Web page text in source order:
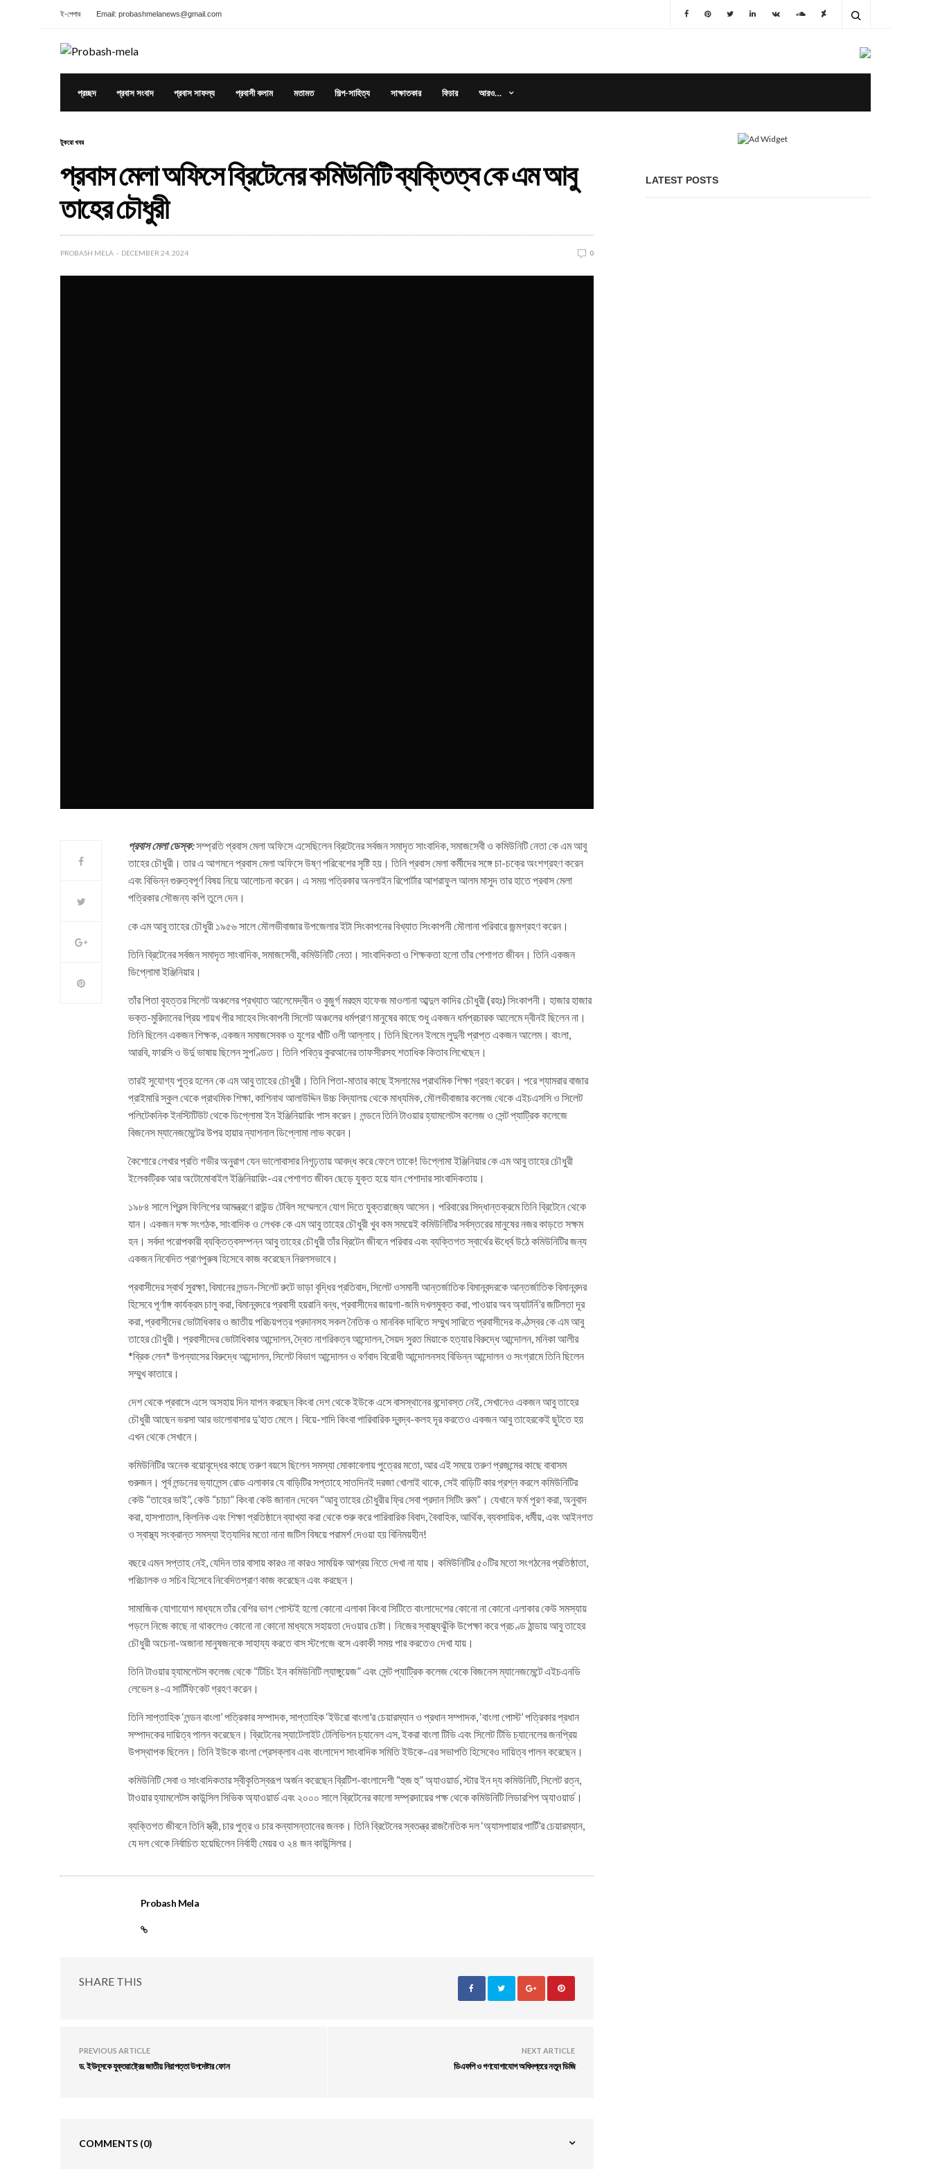
ই-পেপার Email: probashmelanews@gmail.com
প্রচ্ছদ প্রবাস সংবাদ প্রবাস সাফল্য প্রবাসী কলাম মতামত শিল্প-সাহিত্য সাক্ষাতকার ফিচার আরও…
টুকরো খবর
প্রবাস মেলা অফিসে ব্রিটেনের কমিউনিটি ব্যক্তিত্ব কে এম আবু
তাহের চৌধুরী
PROBASH MELA DECEMBER 24, 2024 0
প্রবাস মেলা ডেস্ক:সম্প্রতি প্রবাস মেলা অফিসে এসেছিলেন ব্রিটেনের সর্বজন সমাদৃত সাংবাদিক, সমাজসেবী ও কমিউনিটি নেতা কে এম আবু
তাহের চৌধুরী। তার এ আগমনে প্রবাস মেলা অফিসে উষ্ণ পরিবেশের সৃষ্টি হয়। তিনি প্রবাস মেলা কর্মীদের সঙ্গে চা-চক্রে অংশগ্রহণ করেন
এবং বিভিন্ন গুরুত্বপূর্ণ বিষয় নিয়ে আলোচনা করেন। এ সময় পত্রিকার অনলাইন রিপোর্টার আশরাফুল আলম মাসুদ তার হাতে প্রবাস মেলা
পত্রিকার সৌজন্য কপি তুলে দেন।
কে এম আবু তাহের চৌধুরী ১৯৫৬ সালে মৌলভীবাজার উপজেলার ইটা সিংকাপনের বিখ্যাত সিংকাপনী মৌলানা পরিবারে জন্মগ্রহণ করেন।
তিনি ব্রিটেনের সর্বজন সমাদৃত সাংবাদিক, সমাজসেবী, কমিউনিটি নেতা। সাংবাদিকতা ও শিক্ষকতা হলো তাঁর পেশাগত জীবন। তিনি একজন
ডিপ্লোমা ইঞ্জিনিয়ার।
তাঁর পিতা বৃহত্তর সিলেট অঞ্চলের প্রখ্যাত আলেমেদ্বীন ও বুজুর্গ মরহুম হাফেজ মাওলানা আব্দুল কাদির চৌধুরী (রহঃ) সিংকাপনী। হাজার হাজার
ভক্ত-মুরিদানের প্রিয় শায়খ পীর সাহেব সিংকাপনী সিলেট অঞ্চলের ধর্মপ্রাণ মানুষের কাছে শুধু একজন ধর্মপ্রচারক আলেমে দ্বীনই ছিলেন না।
তিনি ছিলেন একজন শিক্ষক, একজন সমাজসেবক ও যুগের খাঁটি ওলী আল্লাহ। তিনি ছিলেন ইলমে লুদুনী প্রাপ্ত একজন আলেম। বাংলা,
আরবি, ফারসি ও উর্দু ভাষায় ছিলেন সুপণ্ডিত। তিনি পবিত্র কুরআনের তাফসীরসহ শতাধিক কিতাব লিখেছেন।
তারই সুযোগ্য পুত্র হলেন কে এম আবু তাহের চৌধুরী। তিনি পিতা-মাতার কাছে ইসলামের প্রাথমিক শিক্ষা গ্রহণ করেন। পরে শ্যামরার বাজার
প্রাইমারি স্কুল থেকে প্রাথমিক শিক্ষা, কাশিনাথ আলাউদ্দিন উচ্চ বিদ্যালয় থেকে মাধ্যমিক, মৌলভীবাজার কলেজ থেকে এইচএসসি ও সিলেট
পলিটেকনিক ইনস্টিটিউট থেকে ডিপ্লোমা ইন ইঞ্জিনিয়ারিং পাস করেন। লন্ডনে তিনি টাওয়ার হ্যামলেটস কলেজ ও সেন্ট প্যাট্রিক কলেজে
বিজনেস ম্যানেজমেন্টের উপর হায়ার ন্যাশনাল ডিপ্লোমা লাভ করেন।
কৈশোরে লেখার প্রতি গভীর অনুরাগ যেন ভালোবাসার নিগূঢ়তায় আবদ্ধ করে ফেলে তাকে! ডিপ্লোমা ইঞ্জিনিয়ার কে এম আবু তাহের চৌধুরী
ইলেকট্রিক আর অটোমোবাইল ইঞ্জিনিয়ারিং-এর পেশাগত জীবন ছেড়ে যুক্ত হয়ে যান পেশাদার সাংবাদিকতায়।
১৯৮৪ সালে প্রিন্স ফিলিপের আমন্ত্রণে রাউন্ড টেবিল সম্মেলনে যোগ দিতে যুক্তরাজ্যে আসেন। পরিবারের সিদ্ধান্তক্রমে তিনি ব্রিটেনে থেকে
যান। একজন দক্ষ সংগঠক, সাংবাদিক ও লেখক কে এম আবু তাহের চৌধুরী খুব কম সময়েই কমিউনিটির সর্বস্তরের মানুষের নজর কাড়তে সক্ষম
হন। সর্বদা পরোপকারী ব্যক্তিত্বসম্পন্ন আবু তাহের চৌধুরী তাঁর ব্রিটেন জীবনে পরিবার এবং ব্যক্তিগত স্বার্থের ঊর্ধ্বে উঠে কমিউনিটির জন্য
একজন নিবেদিত প্রাণপুরুষ হিসেবে কাজ করেছেন নিরলসভাবে।
প্রবাসীদের স্বার্থ সুরক্ষা, বিমানের লন্ডন-সিলেট রুটে ভাড়া বৃদ্ধির প্রতিবাদ, সিলেট ওসমানী আন্তর্জাতিক বিমানবন্দরকে আন্তর্জাতিক বিমানবন্দর
হিসেবে পূর্ণাঙ্গ কার্যক্রম চালু করা, বিমানবন্দরে প্রবাসী হয়রানি বন্ধ, প্রবাসীদের জায়গা-জমি দখলমুক্ত করা, পাওয়ার অব অ্যাটর্নি’র জটিলতা দূর
করা, প্রবাসীদের ভোটাধিকার ও জাতীয় পরিচয়পত্র প্রদানসহ সকল নৈতিক ও মানবিক দাবিতে সম্মুখ সারিতে প্রবাসীদের কণ্ঠস্বর কে এম আবু
তাহের চৌধুরী। প্রবাসীদের ভোটাধিকার আন্দোলন, দ্বৈত নাগরিকত্ব আন্দোলন, সৈয়দ সুরত মিয়াকে হত্যার বিরুদ্ধে আন্দোলন, মনিকা আলীর
*ব্রিক লেন* উপন্যাসের বিরুদ্ধে আন্দোলন, সিলেট বিভাগ আন্দোলন ও বর্ণবাদ বিরোধী আন্দোলনসহ বিভিন্ন আন্দোলন ও সংগ্রামে তিনি ছিলেন
সম্মুখ কাতারে।
দেশ থেকে প্রবাসে এসে অসহায় দিন যাপন করছেন কিংবা দেশ থেকে ইউকে এসে বাসস্থানের বন্দোবস্ত নেই, সেখানেও একজন আবু তাহের
চৌধুরী আছেন ভরসা আর ভালোবাসার দু’হাত মেলে। বিয়ে-শাদি কিংবা পারিবারিক দ্বন্দ্ব-কলহ দূর করতেও একজন আবু তাহেরকেই ছুটতে হয়
এখন থেকে সেখানে।
কমিউনিটির অনেক বয়োবৃদ্ধের কাছে তরুণ বয়সে ছিলেন সমস্যা মোকাবেলায় পুত্রের মতো, আর এই সময়ে তরুণ প্রজন্মের কাছে বাবাসম
গুরুজন। পূর্ব লন্ডনের ভ্যালেন্স রোড এলাকার যে বাড়িটির সপ্তাহে সাতদিনই দরজা খোলাই থাকে, সেই বাড়িটি কার প্রশ্ন করলে কমিউনিটির
কেউ “তাহের ভাই”, কেউ “চাচা” কিংবা কেউ জানান দেবেন “আবু তাহের চৌধুরীর ফ্রি সেবা প্রদান সিটিং রুম”। যেখানে ফর্ম পূরণ করা, অনুবাদ
করা, হাসপাতাল, ক্লিনিক এবং শিক্ষা প্রতিষ্ঠানে ব্যাখ্যা করা থেকে শুরু করে পারিবারিক বিবাদ, বৈবাহিক, আর্থিক, ব্যবসায়িক, ধর্মীয়, এবং আইনগত
ও স্বাস্থ্য সংক্রান্ত সমস্যা ইত্যাদির মতো নানা জটিল বিষয়ে পরামর্শ দেওয়া হয় বিনিময়হীন!
বছরে এমন সপ্তাহ নেই, যেদিন তার বাসায় কারও না কারও সাময়িক আশ্রয় নিতে দেখা না যায়। কমিউনিটির ৫০টির মতো সংগঠনের প্রতিষ্ঠাতা,
পরিচালক ও সচিব হিসেবে নিবেদিতপ্রাণ কাজ করেছেন এবং করছেন।
সামাজিক যোগাযোগ মাধ্যমে তাঁর বেশির ভাগ পোস্টই হলো কোনো এলাকা কিংবা সিটিতে বাংলাদেশের কোনো না কোনো এলাকার কেউ সমস্যায়
পড়লে নিজে কাছে না থাকলেও কোনো না কোনো মাধ্যমে সহায়তা দেওয়ার চেষ্টা। নিজের স্বাস্থ্যঝুঁকি উপেক্ষা করে প্রচণ্ড ঠান্ডায় আবু তাহের
চৌধুরী অচেনা-অজানা মানুষজনকে সাহায্য করতে বাস স্টপেজে বসে একাকী সময় পার করতেও দেখা যায়।
তিনি টাওয়ার হ্যামলেটস কলেজ থেকে “টিচিং ইন কমিউনিটি ল্যাঙ্গুয়েজ” এবং সেন্ট প্যাট্রিক কলেজ থেকে বিজনেস ম্যানেজমেন্টে এইচএনডি
লেভেল ৪-এ সার্টিফিকেট গ্রহণ করেন।
তিনি সাপ্তাহিক ‘লন্ডন বাংলা’ পত্রিকার সম্পাদক, সাপ্তাহিক ‘ইউরো বাংলা’র চেয়ারম্যান ও প্রধান সম্পাদক, ‘বাংলা পোস্ট’ পত্রিকার প্রধান
সম্পাদকের দায়িত্ব পালন করেছেন। ব্রিটেনের স্যাটেলাইট টেলিভিশন চ্যানেল এস, ইকরা বাংলা টিভি এবং সিলেট টিভি চ্যানেলের জনপ্রিয়
উপস্থাপক ছিলেন। তিনি ইউকে বাংলা প্রেসক্লাব এবং বাংলাদেশ সাংবাদিক সমিতি ইউকে-এর সভাপতি হিসেবেও দায়িত্ব পালন করেছেন।
কমিউনিটি সেবা ও সাংবাদিকতার স্বীকৃতিস্বরূপ অর্জন করেছেন ব্রিটিশ-বাংলাদেশী “হুজ হু” অ্যাওয়ার্ড, স্টার ইন দ্য কমিউনিটি, সিলেট রত্ন,
টাওয়ার হ্যামলেটস কাউন্সিল সিভিক অ্যাওয়ার্ড এবং ২০০০ সালে ব্রিটেনের কালো সম্প্রদায়ের পক্ষ থেকে কমিউনিটি লিডারশিপ অ্যাওয়ার্ড।
ব্যক্তিগত জীবনে তিনি স্ত্রী, চার পুত্র ও চার কন্যাসন্তানের জনক। তিনি ব্রিটেনের স্বতন্ত্র রাজনৈতিক দল ‘অ্যাসপায়ার পার্টি’র চেয়ারম্যান,
যে দল থেকে নির্বাচিত হয়েছিলেন নির্বাহী মেয়র ও ২৪ জন কাউন্সিলর।
Probash Mela
SHARE THIS
PREVIOUS ARTICLE
ড. ইউনূসকে যুক্তরাষ্ট্রের জাতীয় নিরাপত্তা উপদেষ্টার ফোন
NEXT ARTICLE
ডিএফপি ও গণযোগাযোগ অধিদপ্তরে নতুন ডিজি
COMMENTS (0)
LATEST POSTS